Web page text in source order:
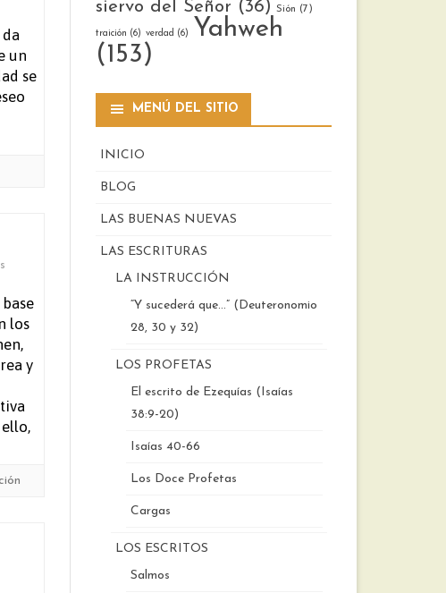
un
se
Salmo
59los
y
siervo del Señor (36) Sión (7)
traición (6) verdad (6)
Yahweh
(153)
MENÚ DEL SITIO
INICIO
BLOG
LAS BUENAS NUEVAS
LAS ESCRITURAS
LA INSTRUCCIÓN
“Y sucederá que…” (Deuteronomio
28, 30 y 32)
LOS PROFETAS
El escrito de Ezequías (Isaías
38:9-20)
Isaías 40-66
Los Doce Profetas
Cargas
LOS ESCRITOS
Salmos